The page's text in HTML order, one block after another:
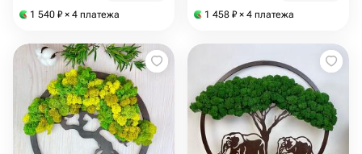
1 540 ₽ × 4 платежа 1 458 ₽ × 4 платежа